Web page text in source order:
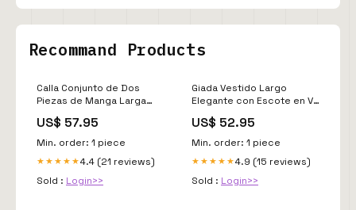
Recommand Products
Calla Conjunto de Dos
Piezas de Manga Larga
US$ 57.95
Min. order: 1 piece
★★★★★4.4 (21 reviews)
Sold : Login>>
Giada Vestido Largo
Elegante con Escote en V
Color:Champán Claro
US$ 52.95
Min. order: 1 piece
★★★★★4.9 (15 reviews)
Sold : Login>>